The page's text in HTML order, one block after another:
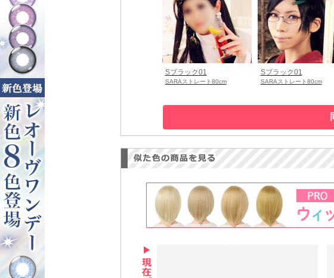
Sブラック01
SARAストレート80cm
Sブラック01
SARAストレート80cm